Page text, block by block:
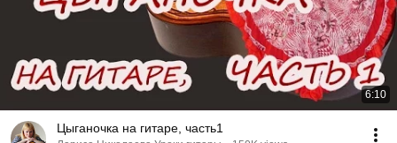
6:10
Цыганочка на гитаре, часть1